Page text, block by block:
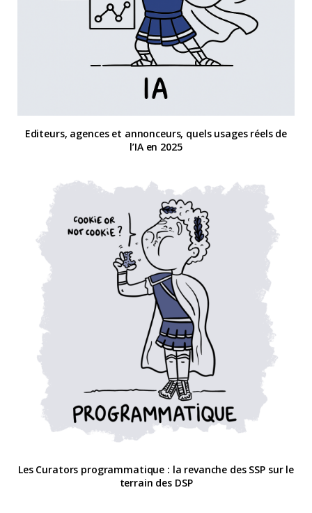
Editeurs, agences et annonceurs, quels usages réels de
l’IA en 2025
Les Curators programmatique : la revanche des SSP sur le
terrain des DSP